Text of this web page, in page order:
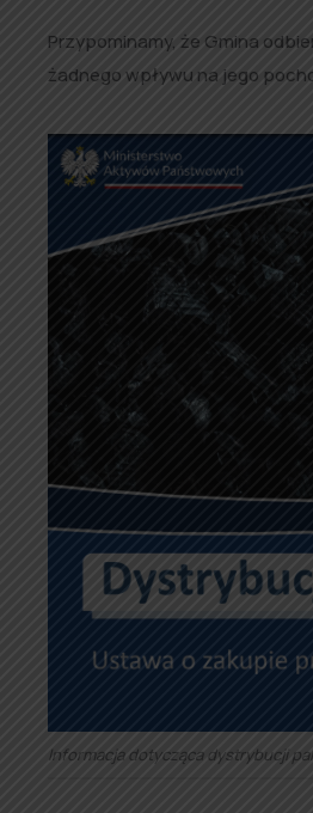
Przypominamy, że Gmina
żadnego wpływu na jego
Informacja dotycząca dystrybucji